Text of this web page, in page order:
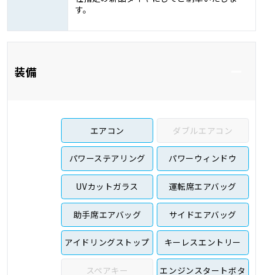
す。
装備
エアコン ダブルエアコン
パワーステアリング パワーウィンドウ
UVカットガラス 運転席エアバッグ
助手席エアバッグ サイドエアバッグ
アイドリングストップ キーレスエントリー
スペアキー
エンジンスタートボタ